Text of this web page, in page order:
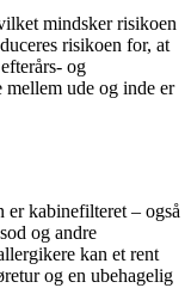
mindsker risikoen
risikoen for, at
og
mellem ude og inde er
kabinefilteret – også
og andre
kan et rent
og en ubehagelig